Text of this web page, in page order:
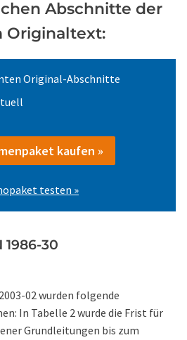
Abschnitte der
Originaltext:
Original-Abschnitte
kaufen »
testen »
30
02 wurden folgende
In Tabelle 2 wurde die Frist für
Grundleitungen bis zum